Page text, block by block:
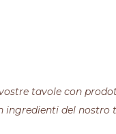
tavole con
ingredienti del nostro